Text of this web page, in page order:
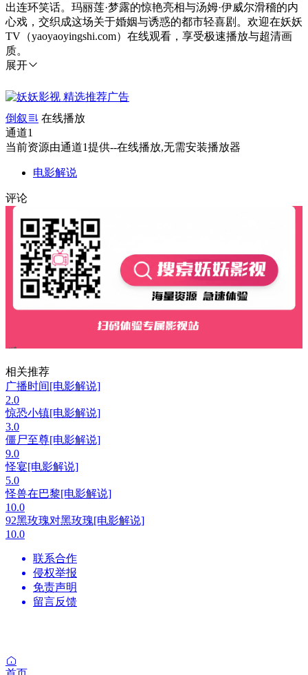
出连环笑话。玛丽莲·梦露的惊艳亮相与汤姆·伊威尔滑稽的内
心戏，交织成这场关于婚姻与诱惑的都市轻喜剧。欢迎在妖妖
TV（yaoyaoyingshi.com）在线观看，享受极速播放与超清画
质。
展开
倒叙
在线播放
通道1
当前资源由通道1提供--在线播放,无需安装播放器
电影解说
评论
相关推荐
广播时间[电影解说]
2.0
惊恐小镇[电影解说]
3.0
僵尸至尊[电影解说]
9.0
怪宴[电影解说]
5.0
怪兽在巴黎[电影解说]
10.0
92黑玫瑰对黑玫瑰[电影解说]
10.0
联系合作
侵权举报
免责声明
留言反馈